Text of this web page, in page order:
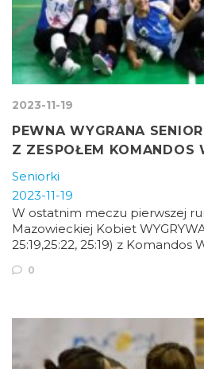
2023-11-19
PEWNA WYGRANA
Z ZESPOŁEM KOMANDOS
Seniorki
2023-11-19
W ostatnim meczu pierwszej
Mazowieckiej Kobiet
25:19,25:22, 25:19) z Komandos
0